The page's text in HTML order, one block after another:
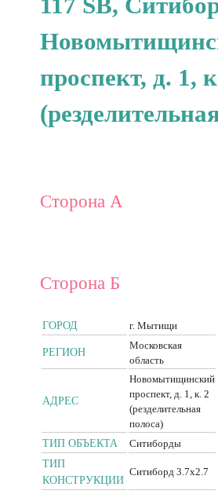
проспект, д. 1,
Сторона А
Сторона Б
ГОРОД г. Мытищи
РЕГИОН
Московская
область
АДРЕС
Новомытищинский
проспект, д. 1, к. 2
(резделительная
полоса)
ТИП ОБЪЕКТА
Ситиборды
ТИП
КОНСТРУКЦИИ
Ситиборд 3.7x2.7